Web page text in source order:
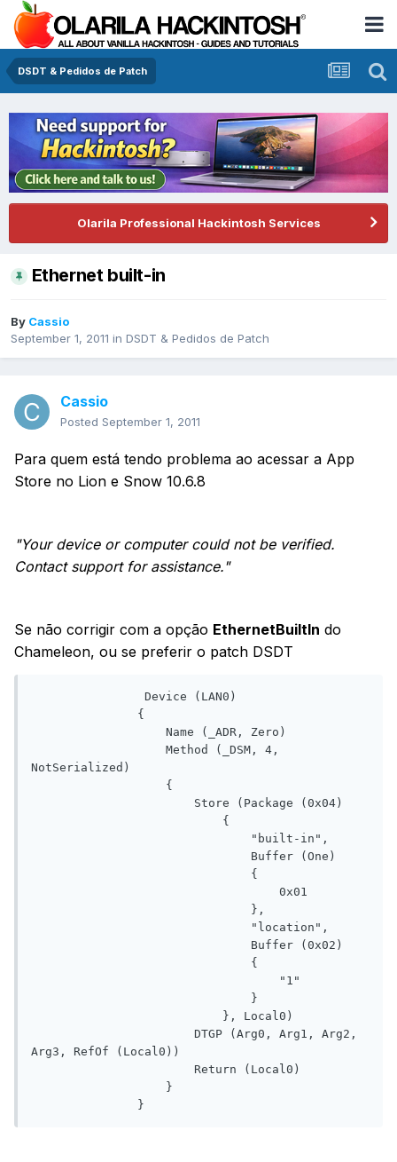
DSDT & Pedidos de Patch
Olarila Professional Hackintosh Services
Ethernet built-in
By Cassio
September 1, 2011 in DSDT & Pedidos de Patch
Cassio
Posted September 1, 2011
Para quem está tendo problema ao acessar a App
Store no Lion e Snow 10.6.8
"Your device or computer could not be verified.
Contact support for assistance."
Se não corrigir com a opção EthernetBuiltIn do
Chameleon, ou se preferir o patch DSDT
NotSerialized)
Arg3, RefOf (Local0))